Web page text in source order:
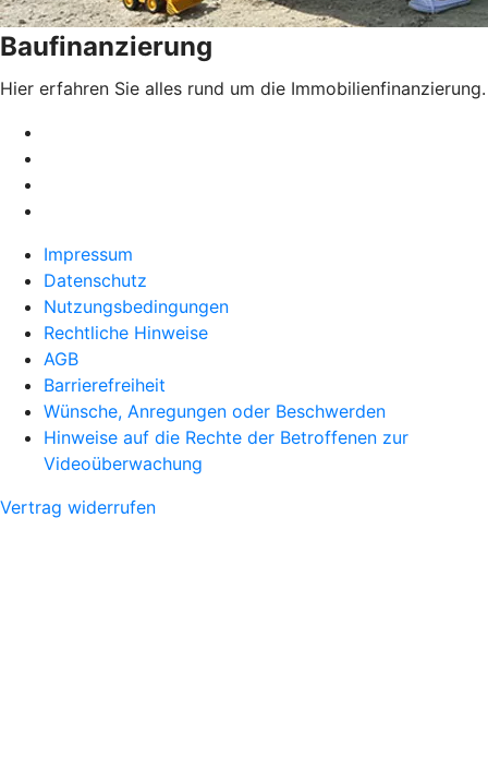
Baufinanzierung
Hier erfahren Sie alles rund um die Immobilienfinanzierung.
Impressum
Datenschutz
Nutzungsbedingungen
Rechtliche Hinweise
AGB
Barrierefreiheit
Wünsche, Anregungen oder Beschwerden
Hinweise auf die Rechte der Betroffenen zur
Videoüberwachung
Vertrag widerrufen